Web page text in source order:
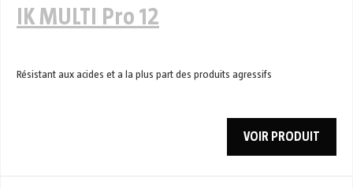
IK MULTI Pro 12
Résistant aux acides et a la plus part des produits agressifs
VOIR PRODUIT